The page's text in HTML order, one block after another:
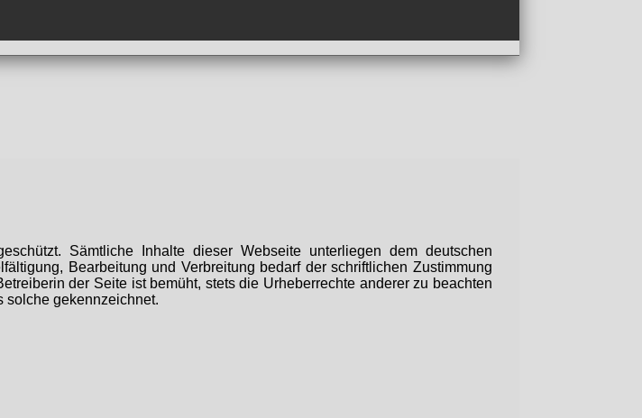
Sämtliche Inhalte dieser Webseite unterliegen dem deutschen
Bearbeitung und Verbreitung bedarf der schriftlichen Zustimmung
der Seite ist bemüht, stets die Urheberrechte anderer zu beachten
solche gekennzeichnet.